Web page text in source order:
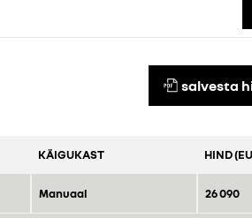
salvesta
KÄIGUKAST HIND
Manuaal 26 090